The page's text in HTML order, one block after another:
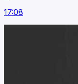
17:08